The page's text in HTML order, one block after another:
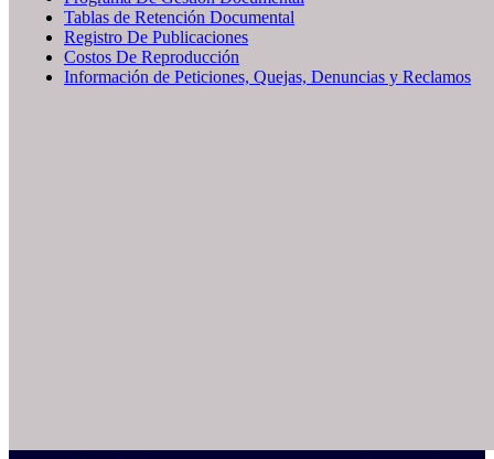
Tablas de Retención Documental
Registro De Publicaciones
Costos De Reproducción
Información de Peticiones, Quejas, Denuncias y Reclamos